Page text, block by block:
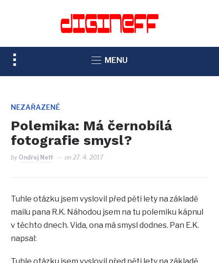
TOGGLE
SIDEBAR
NAVIGATION
MENU
NEZAŘAZENÉ
Polemika: Má černobílá
fotografie smysl?
by Ondřej Neff on27. 4. 2017
Tuhle otázku jsem vyslovil před pěti lety na základě
mailu pana R.K. Náhodou jsem na tu polemiku kápnul
v těchto dnech. Vida, ona má smysl dodnes. Pan E.K.
napsal: